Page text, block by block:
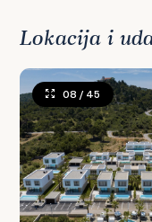
Lokacija i
08 / 45